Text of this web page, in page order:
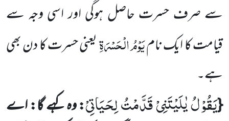
سے صرف حسرت حاصل ہوگی اور اسی وجہ سے
قیامت کا ایک نامیَوْمُ الْحَسْرَۃِیعنی حسرت کا دن بھی
ہے۔
{یَقُوْلُ یٰلَیْتَنِیْ قَدَّمْتُ لِحَیَاتِیْ: وہ کہے گا: اے